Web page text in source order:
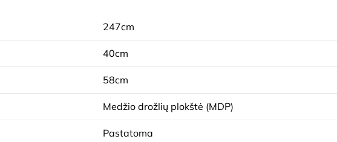
247cm
40cm
58cm
Medžio drožlių plokštė (MDP)
Pastatoma